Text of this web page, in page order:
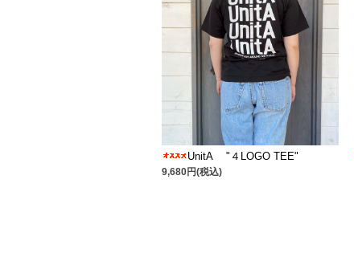
UnitA "４LOGO TEE"
9,680円(税込)